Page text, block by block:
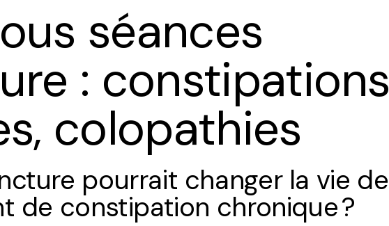
séances
: constipations
colopathies
pourrait changer la vie de
de constipation chronique ?